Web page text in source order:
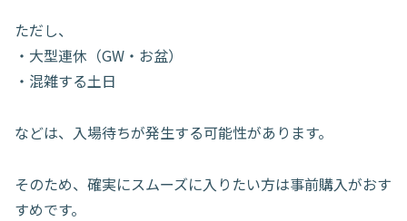
ただし、
・大型連休（GW・お盆）
・混雑する土日
などは、入場待ちが発生する可能性があります。
そのため、確実にスムーズに入りたい方は事前購入がおす
すめです。